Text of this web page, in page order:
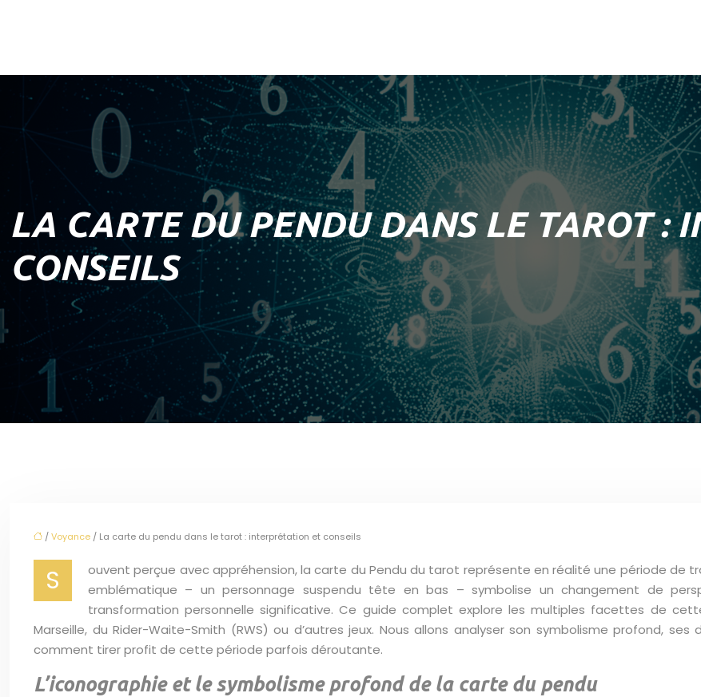
LA CARTE DU PENDU DANS LE TAROT :
CONSEILS
/Voyance / La carte du pendu dans le tarot : interprétation et conseils
S
ouvent perçue avec appréhension, la carte du Pendu du tarot représente en réalité une période de
emblématique – un personnage suspendu tête en bas – symbolise un changement de
transformation personnelle significative. Ce guide complet explore les multiples facettes de
Marseille, du Rider-Waite-Smith (RWS) ou d’autres jeux. Nous allons analyser son symbolisme profond,
comment tirer profit de cette période parfois déroutante.
L’iconographie et le symbolisme profond de la carte du pendu